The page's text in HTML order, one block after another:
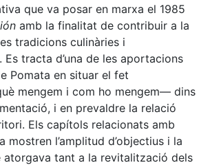
que va posar en marxa el 1985
amb la finalitat de contribuir a la
tradicions culinàries i
Es tracta d’una de les aportacions
Pomata en situar el fet
mengem i com ho mengem— dins
i en prevaldre la relació
Els capítols relacionats amb
mostren l’amplitud d’objectius i la
atorgava tant a la revitalització dels